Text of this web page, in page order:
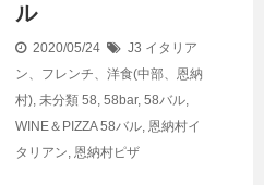
ル
2020/05/24
J3 イタリア
ン、フレンチ、洋食(中部、恩納
村), 未分類 58, 58bar, 58バル,
WINE＆PIZZA 58バル, 恩納村イ
タリアン, 恩納村ピザ